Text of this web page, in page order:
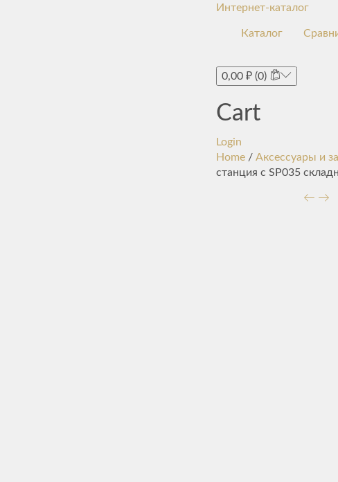
Интернет-каталог
Каталог
0,00 ₽ (0)
Cart
Login
Home / Аксессуары и
станция с SP035